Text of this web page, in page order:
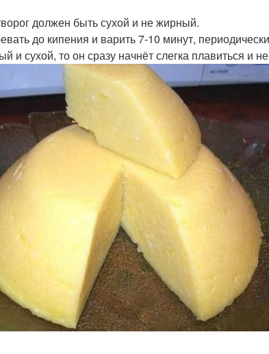
должен быть сухой и не жирный.
до кипения и варить 7-10 минут,
и сухой, то он сразу начнёт слегка плавиться и